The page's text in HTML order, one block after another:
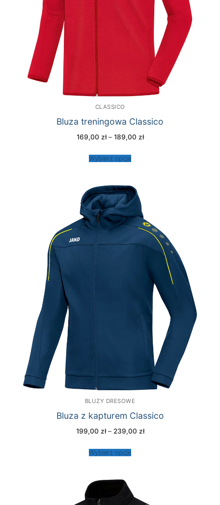
CLASSICO
Bluza treningowa Classico
169,00 zł – 189,00 złZakres
Wybierz opcje
BLUZY DRESOWE
Bluza z kapturem Classico
199,00 zł – 239,00 złZakres
Wybierz opcje